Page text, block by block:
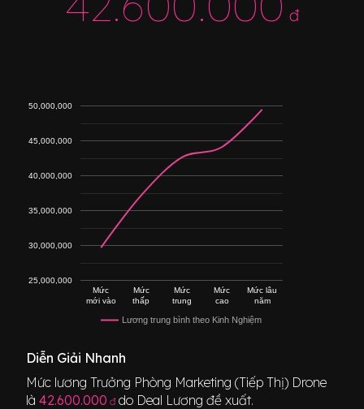
đ
Lương trung bình theo Kinh Nghiệm
Mức
mới vào
Mức
thấp
Mức
trung
Mức
cao
Mức lâu
năm
25,000,000
30,000,000
35,000,000
40,000,000
45,000,000
50,000,000
Diễn Giải Nhanh
Mức lươngTrưởng Phòng Marketing (Tiếp Thị) Drone
là42.600.000 đdo Deal Lương đề xuất.